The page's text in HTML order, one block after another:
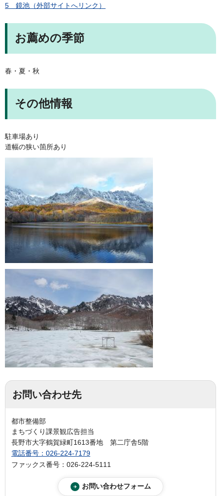
5 鏡池（外部サイトへリンク）
お薦めの季節
春・夏・秋
その他情報
駐車場あり
道幅の狭い箇所あり
お問い合わせ先
都市整備部
まちづくり課景観広告担当
長野市大字鶴賀緑町1613番地 第二庁舎5階
電話番号：026-224-7179
ファックス番号：026-224-5111